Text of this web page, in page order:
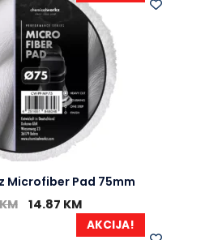
Microfiber Pad 75mm
14.87 KM
AKCIJA!